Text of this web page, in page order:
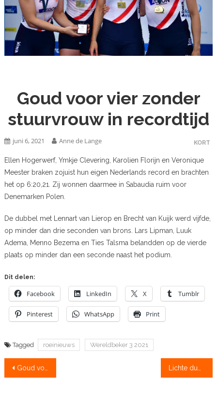
Goud voor vier zonder
stuurvrouw in recordtijd
KORT
juni 6, 2021 Anne de Lange
Ellen Hogerwerf, Ymkje Clevering, Karolien Florijn en Veronique
Meester braken zojuist hun eigen Nederlands record en brachten
het op 6:20,21. Zij wonnen daarmee in Sabaudia ruim voor
Denemarken Polen.
De dubbel met Lennart van Lierop en Brecht van Kuijk werd vijfde,
op minder dan drie seconden van brons. Lars Lipman, Luuk
Adema, Menno Bezema en Ties Talsma belandden op de vierde
plaats op minder dan een seconde naast het podium.
Dit delen:
Facebook LinkedIn X Tumblr
Pinterest WhatsApp Print
Tagged roeinieuws Wereldbeker 3 2021
Bericht
Goud voor Roos de Jong en Lisa Scheenaard